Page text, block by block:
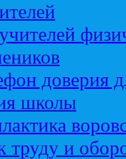
доверия
школы
труду и